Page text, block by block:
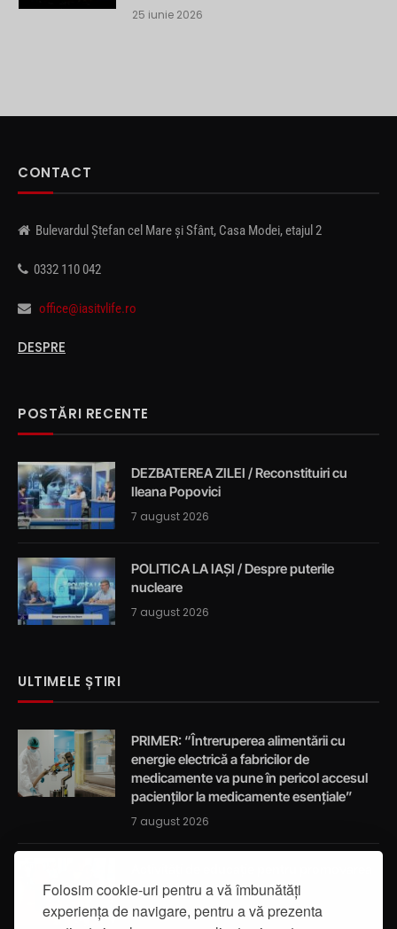
Folosim cookie-uri pentru a vă îmbunătăți
experiența de navigare, pentru a vă prezenta
25 iunie 2026
CONTACT
Bulevardul Ștefan cel Mare și Sfânt, Casa Modei, etajul 2
0332 110 042
office@iasitvlife.ro
DESPRE
POSTĂRI RECENTE
DEZBATEREA ZILEI / Reconstituiri cu
Ileana Popovici
7 august 2026
POLITICA LA IAȘI / Despre puterile
nucleare
7 august 2026
ULTIMELE ȘTIRI
PRIMER: “Întreruperea alimentării cu
energie electrică a fabricilor de
medicamente va pune în pericol accesul
pacienților la medicamente esențiale”
7 august 2026
integrității
7 august 2026